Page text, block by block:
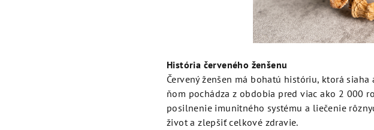
História červeného ženšenu
Červený ženšen má bohatú históriu, ktorá
ňom pochádza z obdobia pred viac ako 2 000
posilnenie imunitného systému a liečenie
život a zlepšiť celkové zdravie.